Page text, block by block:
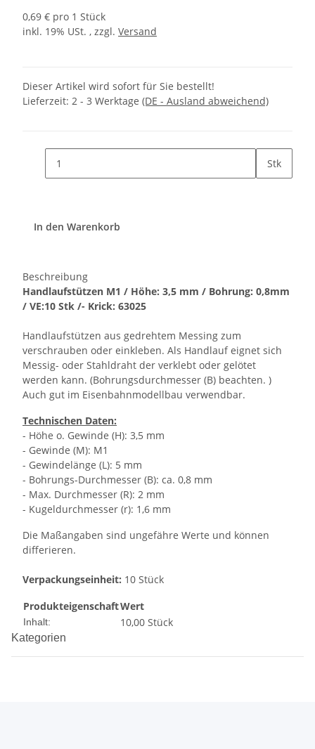
0,69 € pro 1 Stück
inkl. 19% USt. , zzgl. Versand
Dieser Artikel wird sofort für Sie bestellt!
Lieferzeit: 2 - 3 Werktage (DE - Ausland abweichend)
Stk
In den Warenkorb
Beschreibung
Handlaufstützen M1 / Höhe: 3,5 mm / Bohrung: 0,8mm
/ VE:10 Stk /- Krick: 63025
Handlaufstützen aus gedrehtem Messing zum
verschrauben oder einkleben. Als Handlauf eignet sich
Messig- oder Stahldraht der verklebt oder gelötet
werden kann. (Bohrungsdurchmesser (B) beachten. )
Auch gut im Eisenbahnmodellbau verwendbar.
Technischen Daten:
- Höhe o. Gewinde (H): 3,5 mm
- Gewinde (M): M1
- Gewindelänge (L): 5 mm
- Bohrungs-Durchmesser (B): ca. 0,8 mm
- Max. Durchmesser (R): 2 mm
- Kugeldurchmesser (r): 1,6 mm
Die Maßangaben sind ungefähre Werte und können
differieren.
Verpackungseinheit: 10 Stück
ProdukteigenschaftWert
Inhalt: 10,00 Stück
Kategorien